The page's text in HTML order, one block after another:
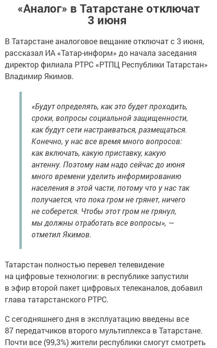
«Аналог» в Татарстане отключат
3 июня
В Татарстане аналоговое вещание отключат с 3 июня,
рассказал ИА «Татар-информ» до начала заседания
директор филиала РТРС «РТПЦ Республики Татарстан»
Владимир Якимов.
«Будут определять, как это будет проходить,
сроки, вопросы социальной защищенности,
как будут сети настраиваться, размещаться.
Конечно, у нас все время много вопросов:
как включать, какую приставку, какую
антенну. Поэтому нам надо сейчас до июня
много времени уделить информированию
населения в этой части, потому что у нас так
получается, что пока гром не грянет, ничего
не соберется. Чтобы этот гром не грянул,
мы должны отработать все вопросы», —
отметил Якимов.
Татарстан полностью перевел телевидение
на цифровые технологии: в республике запустили
в эфир второй пакет цифровых телеканалов, добавил
глава татарстанского РТРС.
С сегодняшнего дня в эксплуатацию введены все
87 передатчиков второго мультиплекса в Татарстане.
Почти все (99,3%) жители республики смогут смотреть